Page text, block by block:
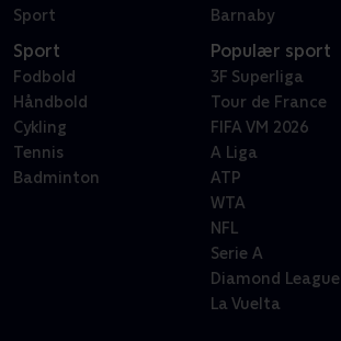
Sport
Barnaby
Sport
Fodbold
Håndbold
Cykling
Tennis
Badminton
Populær sport
3F Superliga
Tour de France
FIFA VM 2026
A Liga
ATP
WTA
NFL
Serie A
Diamond League
La Vuelta